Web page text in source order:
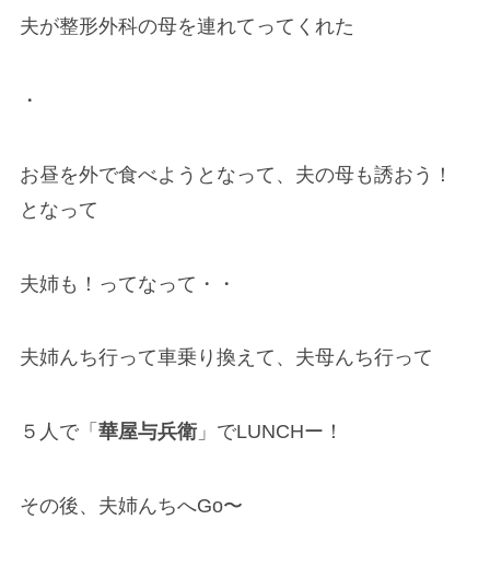
夫が整形外科の母を連れてってくれた
・
お昼を外で食べようとなって、夫の母も誘おう！
となって
夫姉も！ってなって・・
夫姉んち行って車乗り換えて、夫母んち行って
５人で「 華屋与兵衛」でLUNCHー！
その後、夫姉んちへGo〜